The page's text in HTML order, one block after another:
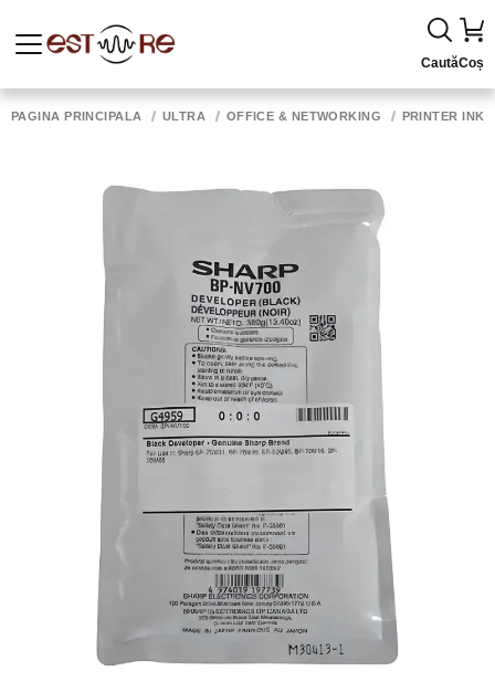
CautăCoș
PAGINA PRINCIPALĂ ULTRA OFFICE & NETWORKING PRINTER INK,